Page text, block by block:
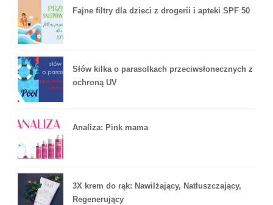
Fajne filtry dla dzieci z drogerii i apteki SPF 50
Słów kilka o parasolkach przeciwsłonecznych z
ochroną UV
Analiza: Pink mama
3X krem do rąk: Nawilżający, Natłuszczający,
Regenerujący